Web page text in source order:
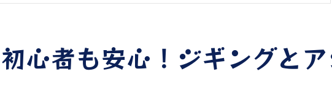
ングとアジングの違いと楽しみ方
のプロから学ぶ！成功するコツ
心者も安心！ジギングと